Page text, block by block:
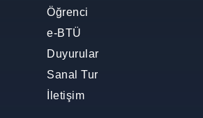
Öğrenci
e-BTÜ
Duyurular
Sanal Tur
İletişim